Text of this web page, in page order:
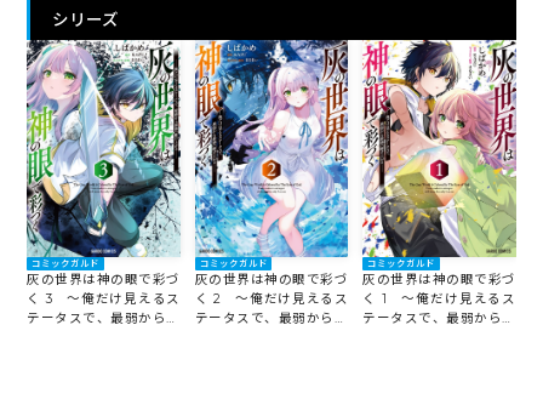
シリーズ
コミックガルド
灰の世界は神の眼で彩づ
く 3 ～俺だけ見えるス
テータスで、最弱から最
コミックガルド
灰の世界は神の眼で彩づ
く 2 ～俺だけ見えるス
テータスで、最弱から最
コミックガルド
灰の世界は神の眼で彩づ
く 1 ～俺だけ見えるス
テータスで、最弱から最